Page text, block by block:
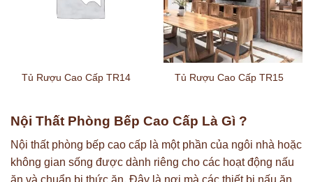
Tủ Rượu Cao Cấp TR14 Tủ Rượu Cao Cấp TR15
Nội Thất Phòng Bếp Cao Cấp Là Gì ?
Nội thất phòng bếp cao cấp là một phần của ngôi nhà hoặc
không gian sống được dành riêng cho các hoạt động nấu